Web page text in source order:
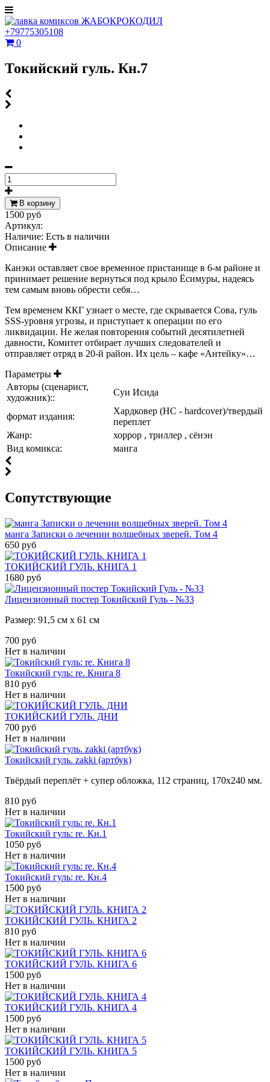
+79775305108
0
Токийский гуль. Кн.7
В корзину
1500 руб
Артикул:
Наличие: Есть в наличии
Описание
Канэки оставляет свое временное пристанище в 6-м районе и
принимает решение вернуться под крыло Ёсимуры, надеясь
тем самым вновь обрести себя…
Тем временем ККГ узнает о месте, где скрывается Сова, гуль
SSS-уровня угрозы, и приступает к операции по его
ликвидации. Не желая повторения событий десятилетней
давности, Комитет отбирает лучших следователей и
отправляет отряд в 20-й район. Их цель – кафе «Антейку»…
Параметры
Авторы (сценарист,
художник)::
Суи Исида
формат издания:
Хардковер (HC - hardcover)/твердый
переплет
Жанр:
хоррор , триллер , сёнэн
Вид комикса:
манга
Cопутствующие
манга Записки о лечении волшебных зверей. Том 4
650 руб
ТОКИЙСКИЙ ГУЛЬ. КНИГА 1
1680 руб
Лицензионный постер Токийский Гуль - №33
Размер: 91,5 см х 61 см
700 руб
Нет в наличии
Токийский гуль: re. Книга 8
810 руб
Нет в наличии
ТОКИЙСКИЙ ГУЛЬ. ДНИ
700 руб
Нет в наличии
Токийский гуль. zakki (артбук)
Твёрдый переплёт + супер обложка, 112 страниц, 170х240 мм.
810 руб
Нет в наличии
Токийский гуль: re. Кн.1
1050 руб
Нет в наличии
Токийский гуль: re. Кн.4
1500 руб
Нет в наличии
ТОКИЙСКИЙ ГУЛЬ. КНИГА 2
810 руб
Нет в наличии
ТОКИЙСКИЙ ГУЛЬ. КНИГА 6
1500 руб
Нет в наличии
ТОКИЙСКИЙ ГУЛЬ. КНИГА 4
1500 руб
Нет в наличии
ТОКИЙСКИЙ ГУЛЬ. КНИГА 5
1500 руб
Нет в наличии